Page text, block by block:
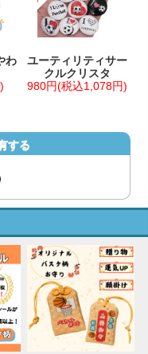
わ
ユーティリティサー
クルクリスタ
980円(税込1,078円)
する